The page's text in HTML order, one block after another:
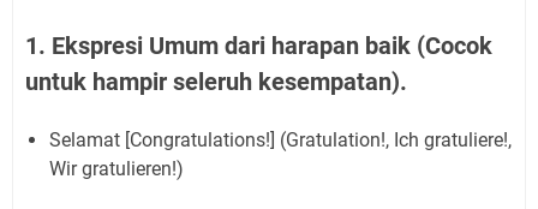
1. Ekspresi Umum dari harapan baik (Cocok
untuk hampir seleruh kesempatan).
Selamat [Congratulations!] (Gratulation!, Ich gratuliere!,
Wir gratulieren!)